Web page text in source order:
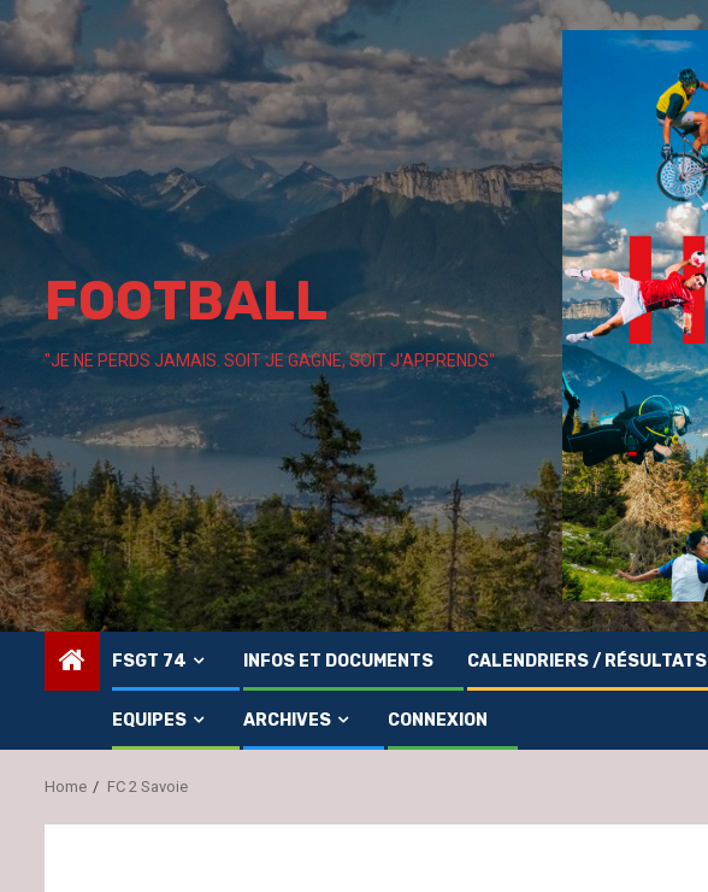
content
FOOTBALL
"JE NE PERDS JAMAIS. SOIT JE GAGNE, SOIT J'APPRENDS"
FSGT 74 INFOS ET DOCUMENTS CALENDRIERS / RÉSULTATS
EQUIPES ARCHIVES CONNEXION
Home FC 2 Savoie